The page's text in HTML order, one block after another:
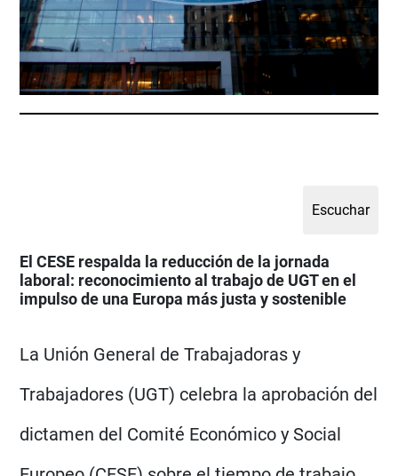
El CESE respalda la reducción de la jornada
laboral: reconocimiento al trabajo de UGT en el
impulso de una Europa más justa y sostenible
La Unión General de Trabajadoras y
Trabajadores (UGT) celebra la aprobación del
dictamen del Comité Económico y Social